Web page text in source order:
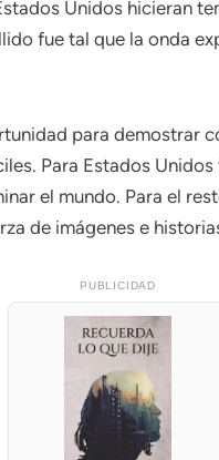
Unidos hicieran
fue tal que la onda
para demostrar
Para Estados
el mundo. Para el
de imágenes e
PUBLICIDAD